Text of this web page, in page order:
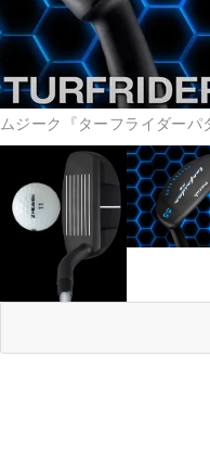
ムジーク『ターフライダーパ